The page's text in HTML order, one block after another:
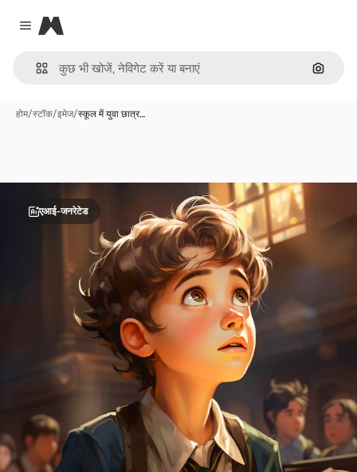
Close menu
Magnific
इमेज से
होम/स्टॉक/इमेज/स्कूल में युवा छात्र…
एआई-जनरेटेड